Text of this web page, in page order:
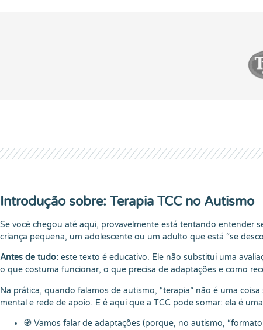
Introdução sobre: Terapia TCC no Autismo
Se você chegou até aqui, provavelmente está tentando entender
criança pequena, um adolescente ou um adulto que está “se
Antes de tudo: este texto é educativo. Ele não substitui uma
o que costuma funcionar, o que precisa de adaptações e como
Na prática, quando falamos de autismo, “terapia” não é uma
mental e rede de apoio. E é aqui que a TCC pode somar: ela é
🧭 Vamos falar de adaptações (porque, no autismo,